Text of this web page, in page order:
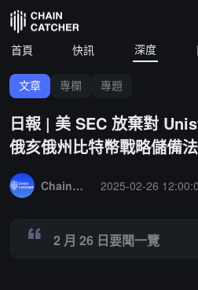
首頁 快訊 深度
文章 專欄 專題
日報 | 美 SEC 放棄對
俄亥俄州比特幣戰略儲備
ChainCatcher 精選
2025-02-26
2 月 26 日要聞一覽